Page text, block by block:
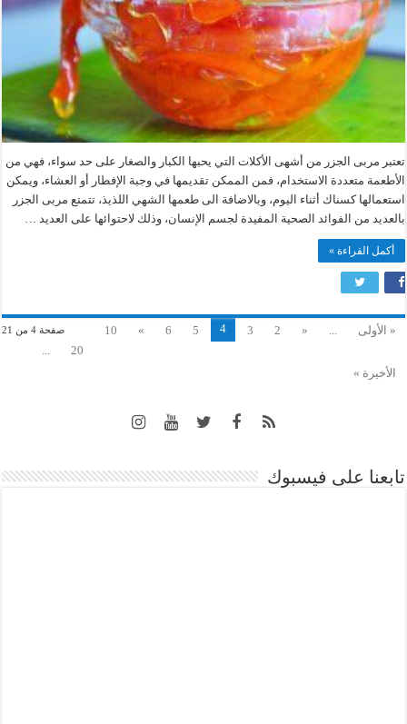
تعتبر مربى الجزر من أشهى الأكلات التي يحبها الكبار والصغار على حد سواء، فهي من
الأطعمة متعددة الاستخدام، فمن الممكن تقديمها في وجبة الإفطار أو العشاء، ويمكن
استعمالها كسناك أثناء اليوم، وبالاضافة الى طعمها الشهي اللذيذ، تتمتع مربى الجزر
بالعديد من الفوائد الصحية المفيدة لجسم الإنسان، وذلك لاحتوائها على العديد …
أكمل القراءة »
صفحة 4 من 21 « الأولى ...
«
2
3
4
5
6
»
10
20
...
الأخيرة »
تابعنا على فيسبوك